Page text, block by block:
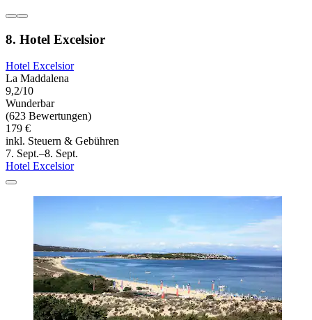
8. Hotel Excelsior
Hotel Excelsior
La Maddalena
9,2/10
Wunderbar
(623 Bewertungen)
179 €
inkl. Steuern & Gebühren
7. Sept.–8. Sept.
Hotel Excelsior